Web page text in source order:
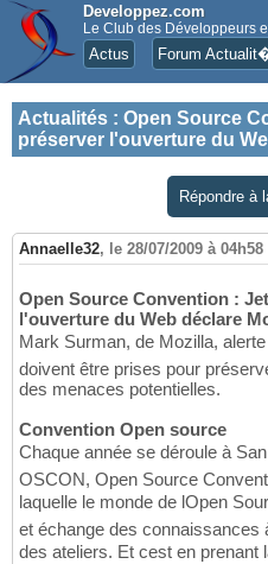
Developpez.com
Le Club des Développeurs
Actus Forum
Actualités : Open Source
préserver l'ouverture du
Répondre à
Annaelle32, le 28/07/2009 à 04h58
Open Source Convention :
l'ouverture du Web déclare
Mark Surman, de Mozilla,
doivent être prises pour
des menaces potentielles.
Convention Open source
Chaque année se déroule à
OSCON, Open Source
laquelle le monde de lOpen
et échange des
des ateliers. Et cest en